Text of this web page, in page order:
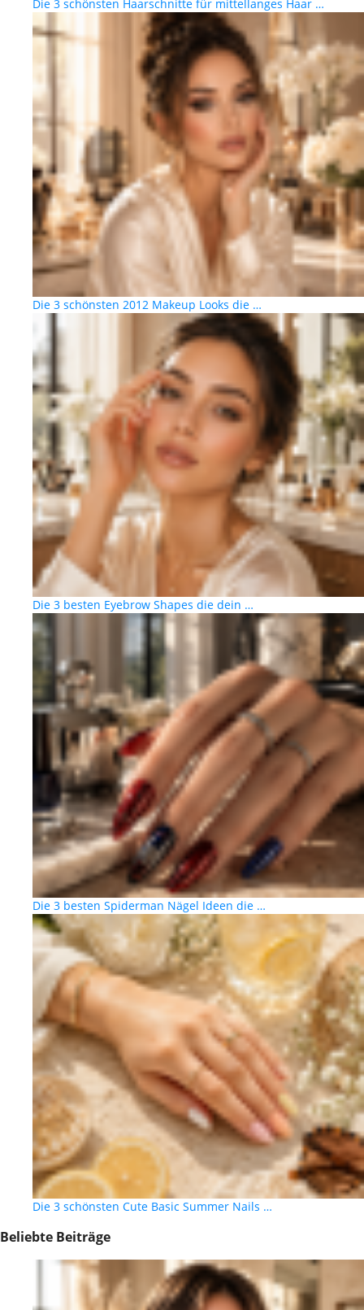
Die 3 schönsten Haarschnitte für mittellanges Haar …
Die 3 schönsten 2012 Makeup Looks die …
Die 3 besten Eyebrow Shapes die dein …
Die 3 besten Spiderman Nägel Ideen die …
Die 3 schönsten Cute Basic Summer Nails …
Beliebte Beiträge